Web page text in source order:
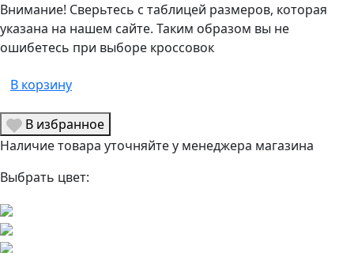
Внимание! Сверьтесь с таблицей размеров, которая
указана на нашем сайте. Таким образом вы не
ошибетесь при выборе кроссовок
В корзину
В избранное
Наличие товара уточняйте у менеджера магазина
Выбрать цвет: